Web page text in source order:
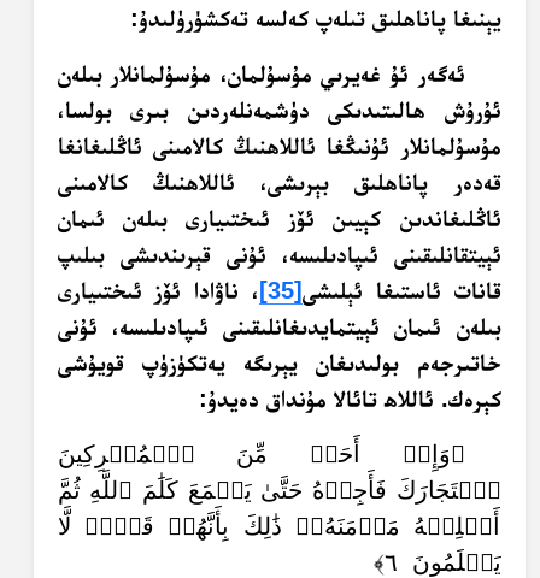
يېنىغا پاناھلىق تىلەپ كەلسە تەكشۈرۈلىدۇ:
ئەگەر ئۇ غەيرىي مۇسۇلمان، مۇسۇلمانلار بىلەن
ئۇرۇش ھالىتىدىكى دۈشمەنلەردىن بىرى بولسا،
مۇسۇلمانلار ئۇنىڭغا ئاللاھنىڭ كالامىنى ئاڭلىغانغا
قەدەر پاناھلىق بېرىشى، ئاللاھنىڭ كالامىنى
ئاڭلىغاندىن كېيىن ئۆز ئىختىيارى بىلەن ئىمان
ئېيتقانلىقىنى ئىپادىلىسە، ئۇنى قېرىندىشى بىلىپ
قانات ئاستىغا ئېلىشى[35]
، ناۋادا ئۆز ئىختىيارى
بىلەن ئىمان ئېيتمايدىغانلىقىنى ئىپادىلىسە، ئۇنى
خاتىرجەم بولىدىغان يېرىگە يەتكۈزۈپ قويۇشى
كېرەك. ئاللاھ تائالا مۇنداق دەيدۇ:
﴿وَإِنۡ أَحَدٞ مِّنَ ٱلۡمُشۡرِكِينَ
ٱسۡتَجَارَكَ فَأَجِرۡهُ حَتَّىٰ يَسۡمَعَ كَلَٰمَ ٱللَّهِ ثُمَّ
أَبۡلِغۡهُ مَأۡمَنَهُۥۚ ذَٰلِكَ بِأَنَّهُمۡ قَوۡمٞ لَّا
يَعۡلَمُونَ ٦﴾